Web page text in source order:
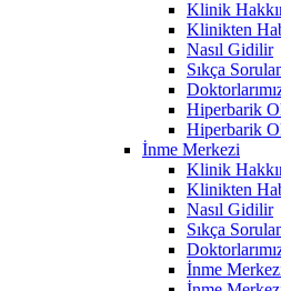
Klinik
Klinikten
Nasıl Gidilir
Sıkça
Hiperbarik
Hiperbarik
İnme Merkezi
Klinik
Klinikten
Nasıl Gidilir
Sıkça
İnme